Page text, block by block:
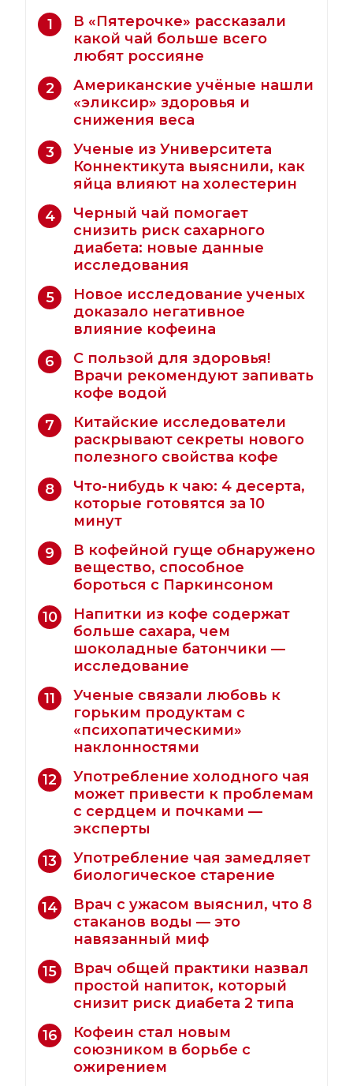
1
В «Пятерочке» рассказали
какой чай больше всего
любят россияне
2
Американские учёные нашли
«эликсир» здоровья и
снижения веса
3
Ученые из Университета
Коннектикута выяснили, как
яйца влияют на холестерин
4
Черный чай помогает
снизить риск сахарного
диабета: новые данные
исследования
5
Новое исследование ученых
доказало негативное
влияние кофеина
6
С пользой для здоровья!
Врачи рекомендуют запивать
кофе водой
7
Китайские исследователи
раскрывают секреты нового
полезного свойства кофе
8
Что-нибудь к чаю: 4 десерта,
которые готовятся за 10
минут
9
В кофейной гуще обнаружено
вещество, способное
бороться с Паркинсоном
10
Напитки из кофе содержат
больше сахара, чем
шоколадные батончики —
исследование
11
Ученые связали любовь к
горьким продуктам с
«психопатическими»
наклонностями
12
Употребление холодного чая
может привести к проблемам
с сердцем и почками —
эксперты
13
Употребление чая замедляет
биологическое старение
14
Врач с ужасом выяснил, что 8
стаканов воды — это
навязанный миф
15
Врач общей практики назвал
простой напиток, который
снизит риск диабета 2 типа
16
Кофеин стал новым
союзником в борьбе с
ожирением